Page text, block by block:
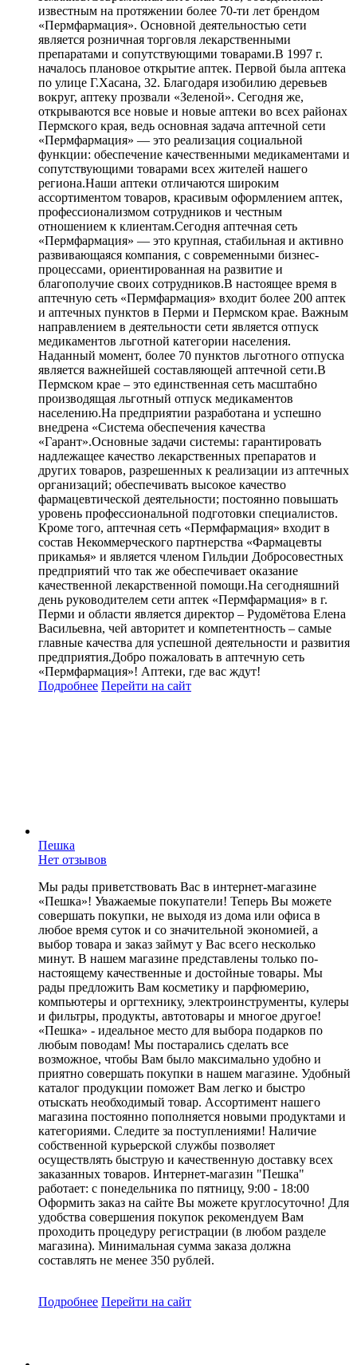
известным на протяжении более 70-ти лет брендом
«Пермфармация». Основной деятельностью сети
является розничная торговля лекарственными
препаратами и сопутствующими товарами.В 1997 г.
началось плановое открытие аптек. Первой была аптека
по улице Г.Хасана, 32. Благодаря изобилию деревьев
вокруг, аптеку прозвали «Зеленой». Сегодня же,
открываются все новые и новые аптеки во всех районах
Пермского края, ведь основная задача аптечной сети
«Пермфармация» — это реализация социальной
функции: обеспечение качественными медикаментами и
сопутствующими товарами всех жителей нашего
региона.Наши аптеки отличаются широким
ассортиментом товаров, красивым оформлением аптек,
профессионализмом сотрудников и честным
отношением к клиентам.Сегодня аптечная сеть
«Пермфармация» — это крупная, стабильная и активно
развивающаяся компания, с современными бизнес-
процессами, ориентированная на развитие и
благополучие своих сотрудников.В настоящее время в
аптечную сеть «Пермфармация» входит более 200 аптек
и аптечных пунктов в Перми и Пермском крае. Важным
направлением в деятельности сети является отпуск
медикаментов льготной категории населения.
Наданный момент, более 70 пунктов льготного отпуска
является важнейшей составляющей аптечной сети.В
Пермском крае – это единственная сеть масштабно
производящая льготный отпуск медикаментов
населению.На предприятии разработана и успешно
внедрена «Система обеспечения качества
«Гарант».Основные задачи системы: гарантировать
надлежащее качество лекарственных препаратов и
других товаров, разрешенных к реализации из аптечных
организаций; обеспечивать высокое качество
фармацевтической деятельности; постоянно повышать
уровень профессиональной подготовки специалистов.
Кроме того, аптечная сеть «Пермфармация» входит в
состав Некоммерческого партнерства «Фармацевты
прикамья» и является членом Гильдии Добросовестных
предприятий что так же обеспечивает оказание
качественной лекарственной помощи.На сегодняшний
день руководителем сети аптек «Пермфармация» в г.
Перми и области является директор – Рудомётова Елена
Васильевна, чей авторитет и компетентность – самые
главные качества для успешной деятельности и развития
предприятия.Добро пожаловать в аптечную сеть
«Пермфармация»! Аптеки, где вас ждут!
Подробнее Перейти на сайт
Пешка
Нет отзывов
Мы рады приветствовать Вас в интернет-магазине
«Пешка»! Уважаемые покупатели! Теперь Вы можете
совершать покупки, не выходя из дома или офиса в
любое время суток и со значительной экономией, а
выбор товара и заказ займут у Вас всего несколько
минут. В нашем магазине представлены только по-
настоящему качественные и достойные товары. Мы
рады предложить Вам косметику и парфюмерию,
компьютеры и оргтехнику, электроинструменты, кулеры
и фильтры, продукты, автотовары и многое другое!
«Пешка» - идеальное место для выбора подарков по
любым поводам! Мы постарались сделать все
возможное, чтобы Вам было максимально удобно и
приятно совершать покупки в нашем магазине. Удобный
каталог продукции поможет Вам легко и быстро
отыскать необходимый товар. Ассортимент нашего
магазина постоянно пополняется новыми продуктами и
категориями. Следите за поступлениями! Наличие
собственной курьерской службы позволяет
осуществлять быструю и качественную доставку всех
заказанных товаров. Интернет-магазин "Пешка"
работает: с понедельника по пятницу, 9:00 - 18:00
Оформить заказ на сайте Вы можете круглосуточно! Для
удобства совершения покупок рекомендуем Вам
проходить процедуру регистрации (в любом разделе
магазина). Минимальная сумма заказа должна
составлять не менее 350 рублей.
Подробнее Перейти на сайт